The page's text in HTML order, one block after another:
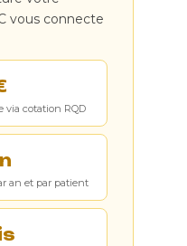
vous connecte
via cotation RQD
an et par patient